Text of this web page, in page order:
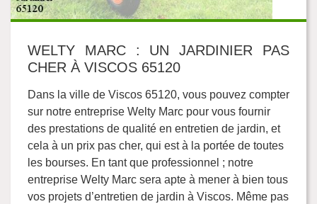
WELTY MARC : UN JARDINIER PAS
CHER À VISCOS 65120
Dans la ville de Viscos 65120, vous pouvez compter
sur notre entreprise Welty Marc pour vous fournir
des prestations de qualité en entretien de jardin, et
cela à un prix pas cher, qui est à la portée de toutes
les bourses. En tant que professionnel ; notre
entreprise Welty Marc sera apte à mener à bien tous
vos projets d’entretien de jardin à Viscos. Même pas